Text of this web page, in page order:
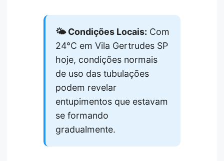
🌤️ Condições Locais: Com
24°C em Vila Gertrudes SP
hoje, condições normais
de uso das tubulações
podem revelar
entupimentos que estavam
se formando
gradualmente.